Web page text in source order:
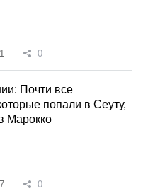
0
Почти все
попали в Сеуту,
Марокко
0